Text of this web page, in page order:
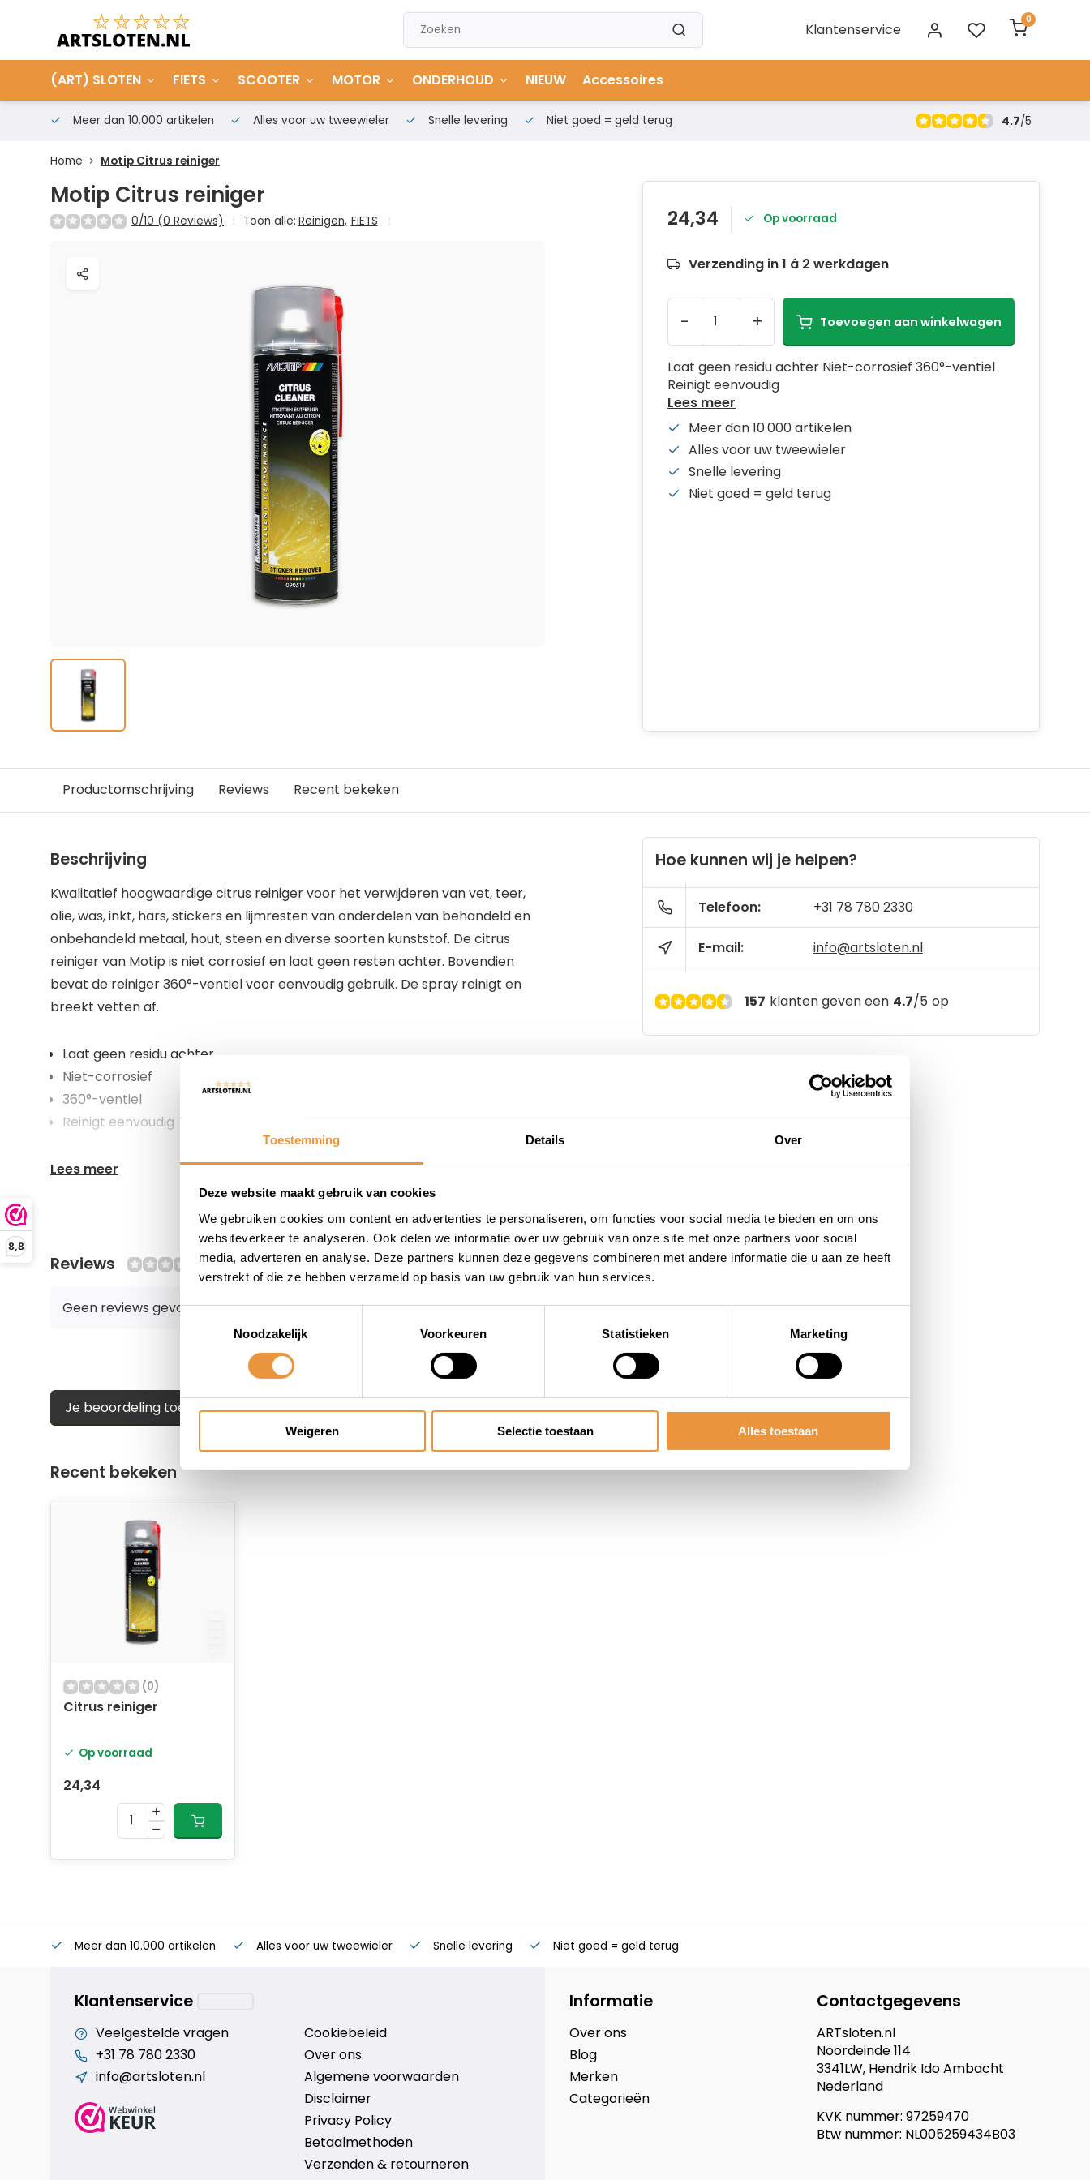
Toestemming Details Over
Deze website maakt gebruik van cookies
We gebruiken cookies om content en advertenties te personaliseren, om functies voor social media te bieden en om ons
websiteverkeer te analyseren. Ook delen we informatie over uw gebruik van onze site met onze partners voor social
media, adverteren en analyse. Deze partners kunnen deze gegevens combineren met andere informatie die u aan ze heeft
verstrekt of die ze hebben verzameld op basis van uw gebruik van hun services.
Toestemmingsselectie
Noodzakelijk
Voorkeuren Statistieken Marketing
Weigeren Selectie toestaan Alles toestaan
8,8
Klantenservice
0
(ART) SLOTEN FIETS SCOOTER MOTOR ONDERHOUD NIEUW Accessoires
Meer dan 10.000 artikelen Alles voor uw tweewieler Snelle levering Niet goed = geld terug 4.7/5
Home Motip Citrus reiniger
Motip Citrus reiniger
0/10 (0 Reviews) Toon alle: Reinigen, FIETS 24,34 Op voorraad
Verzending in 1 á 2 werkdagen
- + Toevoegen aan winkelwagen
Laat geen residu achter Niet-corrosief 360°-ventiel
Reinigt eenvoudig
Lees meer
Meer dan 10.000 artikelen
Alles voor uw tweewieler
Snelle levering
Niet goed = geld terug
Productomschrijving Reviews Recent bekeken
Beschrijving
Kwalitatief hoogwaardige citrus reiniger voor het verwijderen van vet, teer,
olie, was, inkt, hars, stickers en lijmresten van onderdelen van behandeld en
onbehandeld metaal, hout, steen en diverse soorten kunststof. De citrus
reiniger van Motip is niet corrosief en laat geen resten achter. Bovendien
bevat de reiniger 360°-ventiel voor eenvoudig gebruik. De spray reinigt en
breekt vetten af.
Laat geen residu achter
Niet-corrosief
360°-ventiel
Reinigt eenvoudig
Lees meer
Reviews 0/10
Geen reviews gevonden
Je beoordeling toevoegen
Hoe kunnen wij je helpen?
Telefoon: +31 78 780 2330
E-mail: info@artsloten.nl
157 klanten geven een 4.7/5 op
Recent bekeken
(0)
Citrus reiniger
Op voorraad
24,34
Meer dan 10.000 artikelen Alles voor uw tweewieler Snelle levering Niet goed = geld terug
Klantenservice
Veelgestelde vragen
+31 78 780 2330
info@artsloten.nl
Cookiebeleid
Over ons
Algemene voorwaarden
Disclaimer
Privacy Policy
Betaalmethoden
Verzenden & retourneren
Informatie
Over ons
Blog
Merken
Categorieën
Contactgegevens
ARTsloten.nl
Noordeinde 114
3341LW, Hendrik Ido Ambacht
Nederland
KVK nummer: 97259470
Btw nummer: NL005259434B03